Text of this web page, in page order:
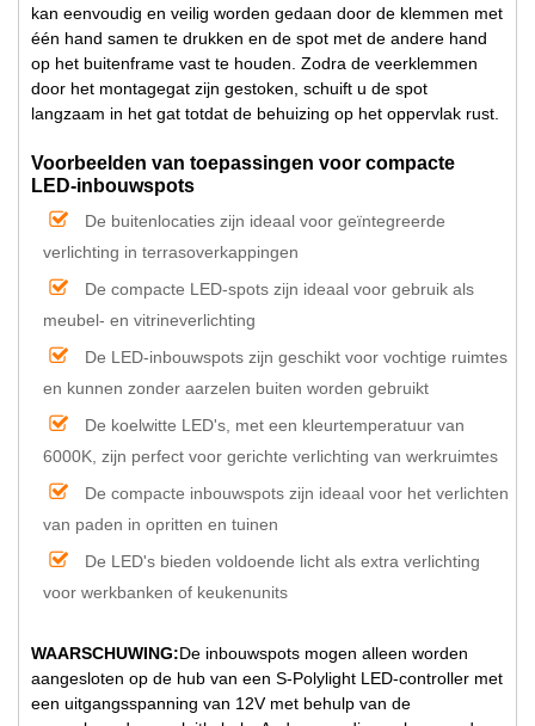
kan eenvoudig en veilig worden gedaan door de klemmen met
één hand samen te drukken en de spot met de andere hand
op het buitenframe vast te houden. Zodra de veerklemmen
door het montagegat zijn gestoken, schuift u de spot
langzaam in het gat totdat de behuizing op het oppervlak rust.
Voorbeelden van toepassingen voor compacte
LED-inbouwspots
De buitenlocaties zijn ideaal voor geïntegreerde
verlichting in terrasoverkappingen
De compacte LED-spots zijn ideaal voor gebruik als
meubel- en vitrineverlichting
De LED-inbouwspots zijn geschikt voor vochtige ruimtes
en kunnen zonder aarzelen buiten worden gebruikt
De koelwitte LED's, met een kleurtemperatuur van
6000K, zijn perfect voor gerichte verlichting van werkruimtes
De compacte inbouwspots zijn ideaal voor het verlichten
van paden in opritten en tuinen
De LED's bieden voldoende licht als extra verlichting
voor werkbanken of keukenunits
WAARSCHUWING:De inbouwspots mogen alleen worden
aangesloten op de hub van een S-Polylight LED-controller met
een uitgangsspanning van 12V met behulp van de